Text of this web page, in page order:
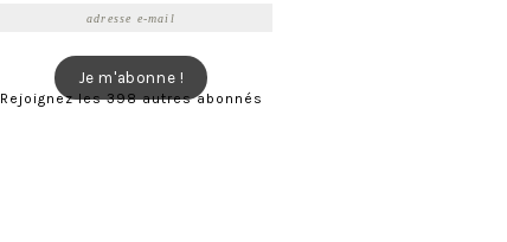
Je m'abonne !
Rejoignez les 398 autres abonnés